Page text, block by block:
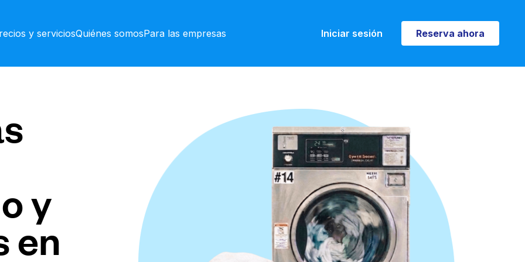
y serviciosQuiénes somosPara las empresas Iniciar sesión Reserva ahora
Reserva ahora
y
en